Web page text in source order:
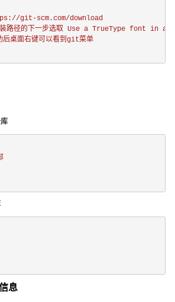
git-scm.com/download
装路径的下一步选取 Use a TrueType font in
息